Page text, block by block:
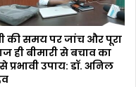
की समय पर जांच और पूरा
ही बीमारी से बचाव का
प्रभावी उपाय: डॉ. अनिल